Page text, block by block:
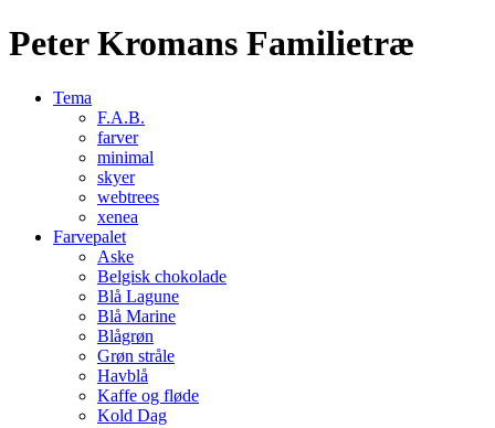
Peter Kromans Familietræ
Tema
F.A.B.
farver
minimal
skyer
webtrees
xenea
Farvepalet
Aske
Belgisk chokolade
Blå Lagune
Blå Marine
Blågrøn
Grøn stråle
Havblå
Kaffe og fløde
Kold Dag